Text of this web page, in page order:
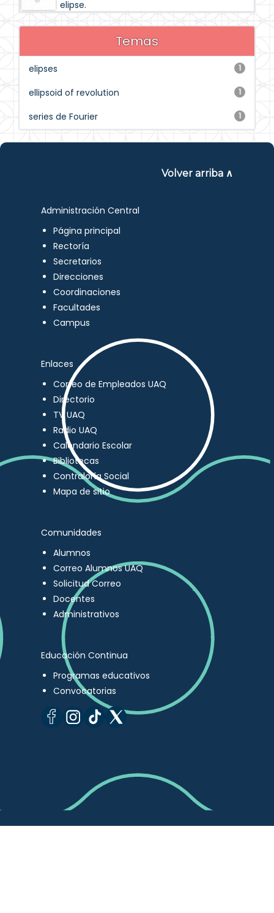
elipse.
Temas
1
elipses
1
ellipsoid of revolution
1
series de Fourier
Volver arriba ∧
Administración Central
Página principal
Rectoría
Secretarios
Direcciones
Coordinaciones
Facultades
Campus
Enlaces
Correo de Empleados UAQ
Directorio
TV UAQ
Radio UAQ
Calendario Escolar
Bibliotecas
Contraloría Social
Mapa de sitio
Comunidades
Alumnos
Correo Alumnos UAQ
Solicitud Correo
Docentes
Administrativos
Educación Continua
Programas educativos
Convocatorias